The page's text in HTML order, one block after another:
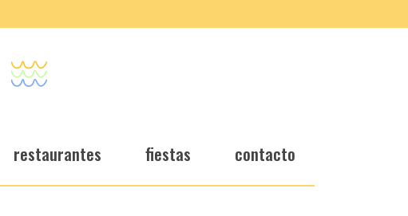
restaurantes fiestas contacto